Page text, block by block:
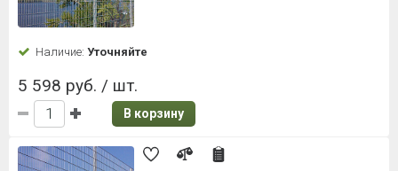
Наличие: Уточняйте
5 598 руб. / шт.
В корзину